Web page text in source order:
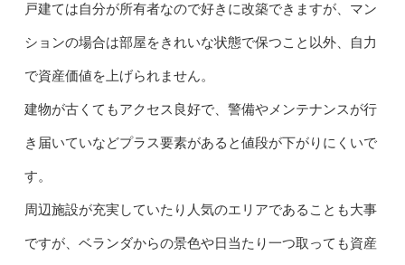
戸建ては自分が所有者なので好きに改築できますが、マン
ションの場合は部屋をきれいな状態で保つこと以外、自力
で資産価値を上げられません。
建物が古くてもアクセス良好で、警備やメンテナンスが行
き届いていなどプラス要素があると値段が下がりにくいで
す。
周辺施設が充実していたり人気のエリアであることも大事
ですが、ベランダからの景色や日当たり一つ取っても資産